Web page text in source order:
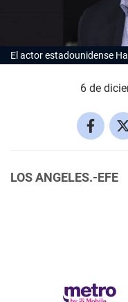
El actor estadounidense
6 de
LOS ANGELES.-EFE